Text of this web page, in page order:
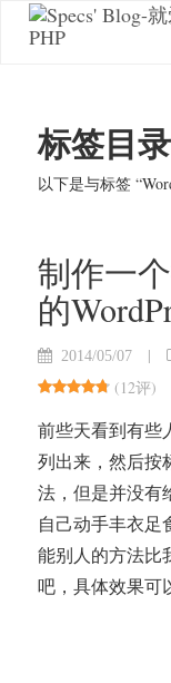
标签目
以下是与标签
制作一
的
2014/05/07 |
(12评)
前些天看到有些
列出来，然后按
法，但是并没有
自己动手丰衣足
能别人的方法比
吧，具体效果可